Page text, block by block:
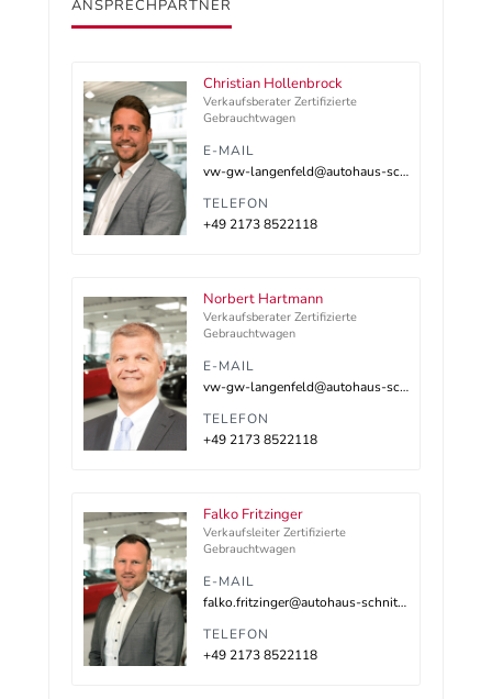
ANSPRECHPARTNER
Christian Hollenbrock
Verkaufsberater Zertifizierte
Gebrauchtwagen
E-MAIL
vw-gw-langenfeld@autohaus-schnitzler.dealerdesk.de
TELEFON
+49 2173 8522118
Norbert Hartmann
Verkaufsberater Zertifizierte
Gebrauchtwagen
E-MAIL
vw-gw-langenfeld@autohaus-schnitzler.dealerdesk.de
TELEFON
+49 2173 8522118
Falko Fritzinger
Verkaufsleiter Zertifizierte
Gebrauchtwagen
E-MAIL
falko.fritzinger@autohaus-schnitzler.de
TELEFON
+49 2173 8522118